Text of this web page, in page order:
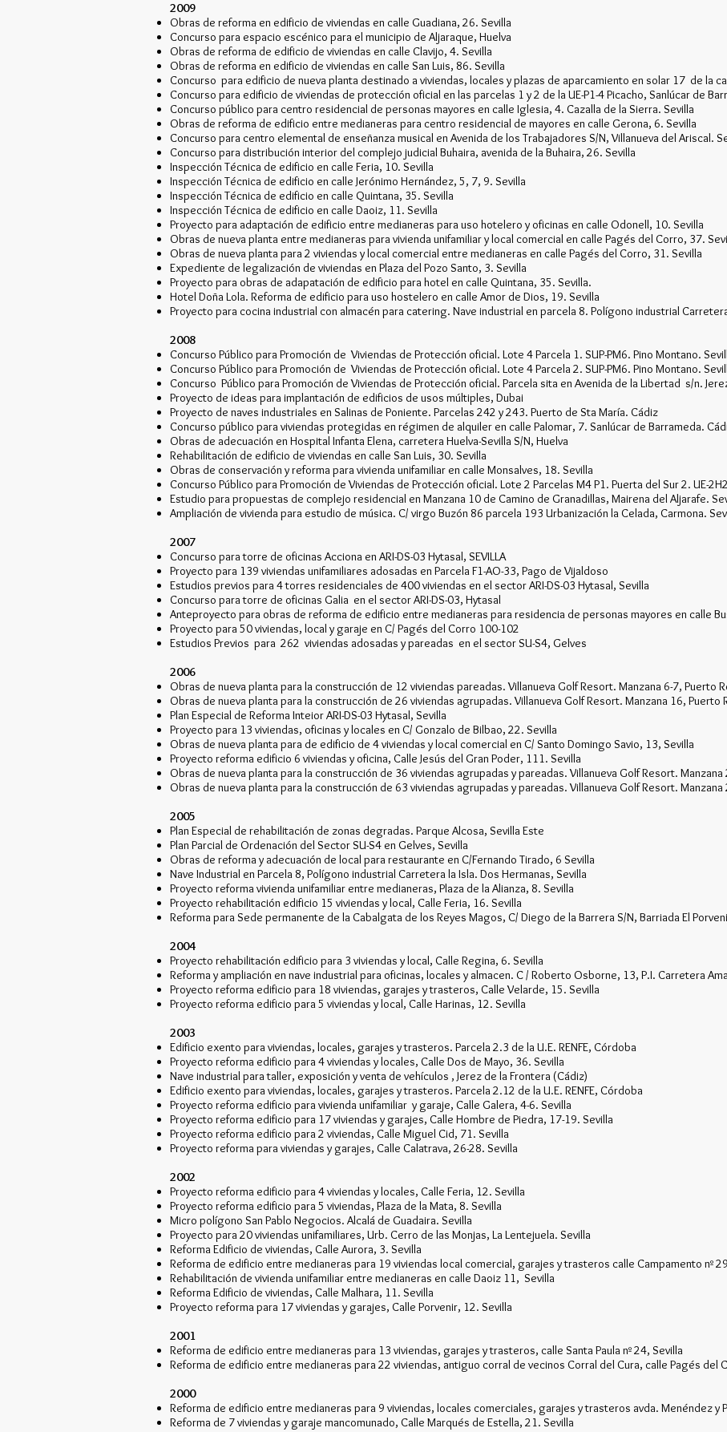
2009
Obras de reforma en edificio de viviendas en calle Guadiana, 26. Sevilla
Concurso para espacio escénico para el municipio de Aljaraque, Huelva
Obras de reforma de edificio de viviendas en calle Clavijo, 4. Sevilla
Obras de reforma en edificio de viviendas en calle San Luis, 86. Sevilla
Concurso para edificio de nueva planta destinado a viviendas, locales y plazas de aparcamiento en solar 17 de la
Concurso para edificio de viviendas de protección oficial en las parcelas 1 y 2 de la UE-P1-4 Picacho, Sanlúcar de
Concurso público para centro residencial de personas mayores en calle Iglesia, 4. Cazalla de la Sierra. Sevilla
Obras de reforma de edificio entre medianeras para centro residencial de mayores en calle Gerona, 6. Sevilla
Concurso para centro elemental de enseñanza musical en Avenida de los Trabajadores S/N, Villanueva del Ariscal.
Concurso para distribución interior del complejo judicial Buhaira, avenida de la Buhaira, 26. Sevilla
Inspección Técnica de edificio en calle Feria, 10. Sevilla
Inspección Técnica de edificio en calle Jerónimo Hernández, 5, 7, 9. Sevilla
Inspección Técnica de edificio en calle Quintana, 35. Sevilla
Inspección Técnica de edificio en calle Daoiz, 11. Sevilla
Proyecto para adaptación de edificio entre medianeras para uso hotelero y oficinas en calle Odonell, 10. Sevilla
Obras de nueva planta entre medianeras para vivienda unifamiliar y local comercial en calle Pagés del Corro, 37.
Obras de nueva planta para 2 viviendas y local comercial entre medianeras en calle Pagés del Corro, 31. Sevilla
Expediente de legalización de viviendas en Plaza del Pozo Santo, 3. Sevilla
Proyecto para obras de adapatación de edificio para hotel en calle Quintana, 35. Sevilla.
Hotel Doña Lola. Reforma de edificio para uso hostelero en calle Amor de Dios, 19. Sevilla
Proyecto para cocina industrial con almacén para catering. Nave industrial en parcela 8. Polígono industrial
2008
Concurso Público para Promoción de Viviendas de Protección oficial. Lote 4 Parcela 1. SUP-PM6. Pino Montano.
Concurso Público para Promoción de Viviendas de Protección oficial. Lote 4 Parcela 2. SUP-PM6. Pino Montano.
Concurso Público para Promoción de Viviendas de Protección oficial. Parcela sita en Avenida de la Libertad s/n.
Proyecto de ideas para implantación de edificios de usos múltiples, Dubai
Proyecto de naves industriales en Salinas de Poniente. Parcelas 242 y 243. Puerto de Sta María. Cádiz
Concurso público para viviendas protegidas en régimen de alquiler en calle Palomar, 7. Sanlúcar de Barrameda.
Obras de adecuación en Hospital Infanta Elena, carretera Huelva-Sevilla S/N, Huelva
Rehabilitación de edificio de viviendas en calle San Luis, 30. Sevilla
Obras de conservación y reforma para vivienda unifamiliar en calle Monsalves, 18. Sevilla
Concurso Público para Promoción de Viviendas de Protección oficial. Lote 2 Parcelas M4 P1. Puerta del Sur 2. UE-
Estudio para propuestas de complejo residencial en Manzana 10 de Camino de Granadillas, Mairena del Aljarafe.
Ampliación de vivienda para estudio de música. C/ virgo Buzón 86 parcela 193 Urbanización la Celada, Carmona.
2007
Concurso para torre de oficinas Acciona en ARI-DS-03 Hytasal, SEVILLA
Proyecto para 139 viviendas unifamiliares adosadas en Parcela F1-AO-33, Pago de Vijaldoso
Estudios previos para 4 torres residenciales de 400 viviendas en el sector ARI-DS-03 Hytasal, Sevilla
Concurso para torre de oficinas Galia en el sector ARI-DS-03, Hytasal
Anteproyecto para obras de reforma de edificio entre medianeras para residencia de personas mayores en calle
Proyecto para 50 viviendas, local y garaje en C/ Pagés del Corro 100-102
Estudios Previos para 262 viviendas adosadas y pareadas en el sector SU-S4, Gelves
2006
Obras de nueva planta para la construcción de 12 viviendas pareadas. Villanueva Golf Resort. Manzana 6-7, Puerto
Obras de nueva planta para la construcción de 26 viviendas agrupadas. Villanueva Golf Resort. Manzana 16, Puerto
Plan Especial de Reforma Inteior ARI-DS-03 Hytasal, Sevilla
Proyecto para 13 viviendas, oficinas y locales en C/ Gonzalo de Bilbao, 22. Sevilla
Obras de nueva planta para de edificio de 4 viviendas y local comercial en C/ Santo Domingo Savio, 13, Sevilla
Proyecto reforma edificio 6 viviendas y oficina, Calle Jesús del Gran Poder, 111. Sevilla
Obras de nueva planta para la construcción de 36 viviendas agrupadas y pareadas. Villanueva Golf Resort. Manzana
Obras de nueva planta para la construcción de 63 viviendas agrupadas y pareadas. Villanueva Golf Resort. Manzana
2005
Plan Especial de rehabilitación de zonas degradas. Parque Alcosa, Sevilla Este
Plan Parcial de Ordenación del Sector SU-S4 en Gelves, Sevilla
Obras de reforma y adecuación de local para restaurante en C/Fernando Tirado, 6 Sevilla
Nave Industrial en Parcela 8, Polígono industrial Carretera la Isla. Dos Hermanas, Sevilla
Proyecto reforma vivienda unifamiliar entre medianeras, Plaza de la Alianza, 8. Sevilla
Proyecto rehabilitación edificio 15 viviendas y local, Calle Feria, 16. Sevilla
Reforma para Sede permanente de la Cabalgata de los Reyes Magos, C/ Diego de la Barrera S/N, Barriada El
2004
Proyecto rehabilitación edificio para 3 viviendas y local, Calle Regina, 6. Sevilla
Reforma y ampliación en nave industrial para oficinas, locales y almacen. C / Roberto Osborne, 13, P.I. Carretera
Proyecto reforma edificio para 18 viviendas, garajes y trasteros, Calle Velarde, 15. Sevilla
Proyecto reforma edificio para 5 viviendas y local, Calle Harinas, 12. Sevilla
2003
Edificio exento para viviendas, locales, garajes y trasteros. Parcela 2.3 de la U.E. RENFE, Córdoba
Proyecto reforma edificio para 4 viviendas y locales, Calle Dos de Mayo, 36. Sevilla
Nave industrial para taller, exposición y venta de vehículos , Jerez de la Frontera (Cádiz)
Edificio exento para viviendas, locales, garajes y trasteros. Parcela 2.12 de la U.E. RENFE, Córdoba
Proyecto reforma edificio para vivienda unifamiliar y garaje, Calle Galera, 4-6. Sevilla
Proyecto reforma edificio para 17 viviendas y garajes, Calle Hombre de Piedra, 17-19. Sevilla
Proyecto reforma edificio para 2 viviendas, Calle Miguel Cid, 71. Sevilla
Proyecto reforma para viviendas y garajes, Calle Calatrava, 26-28. Sevilla
2002
Proyecto reforma edificio para 4 viviendas y locales, Calle Feria, 12. Sevilla
Proyecto reforma edificio para 5 viviendas, Plaza de la Mata, 8. Sevilla
Micro polígono San Pablo Negocios. Alcalá de Guadaira. Sevilla
Proyecto para 20 viviendas unifamiliares, Urb. Cerro de las Monjas, La Lentejuela. Sevilla
Reforma Edificio de viviendas, Calle Aurora, 3. Sevilla
Reforma de edificio entre medianeras para 19 viviendas local comercial, garajes y trasteros calle Campamento nº
Rehabilitación de vivienda unifamiliar entre medianeras en calle Daoiz 11, Sevilla
Reforma Edificio de viviendas, Calle Malhara, 11. Sevilla
Proyecto reforma para 17 viviendas y garajes, Calle Porvenir, 12. Sevilla
2001
Reforma de edificio entre medianeras para 13 viviendas, garajes y trasteros, calle Santa Paula nº 24, Sevilla
Reforma de edificio entre medianeras para 22 viviendas, antiguo corral de vecinos Corral del Cura, calle Pagés del
2000
Reforma de edificio entre medianeras para 9 viviendas, locales comerciales, garajes y trasteros avda. Menéndez y
Reforma de 7 viviendas y garaje mancomunado, Calle Marqués de Estella, 21. Sevilla